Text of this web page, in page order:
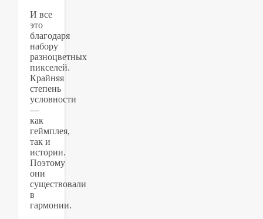
И все
это
благодаря
набору
разноцветных
пикселей.
Крайняя
степень
условности
—
как
геймплея,
так и
истории.
Поэтому
они
существовали
в
гармонии.